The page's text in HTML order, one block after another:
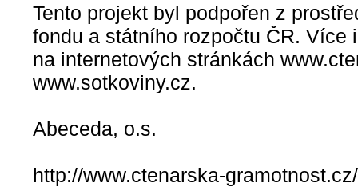
Tento projekt byl podpořen z
fondu a státního rozpočtu ČR. Více
na internetových stránkách
www.sotkoviny.cz.
Abeceda, o.s.
http://www.ctenarska-